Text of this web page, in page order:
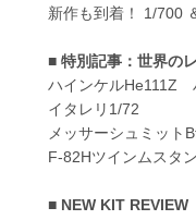
新作も到着！ 1/700
■ 特別記事：世界の
ハインケルHe111Z
イタレリ1/72
メッサーシュミッ
F-82Hツインムスタ
■ NEW KIT REVIEW